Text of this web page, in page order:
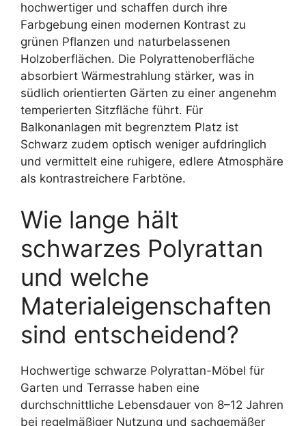
hochwertiger und schaffen durch ihre
Farbgebung einen modernen Kontrast zu
grünen Pflanzen und naturbelassenen
Holzoberflächen. Die Polyrattenoberfläche
absorbiert Wärmestrahlung stärker, was in
südlich orientierten Gärten zu einer angenehm
temperierten Sitzfläche führt. Für
Balkonanlagen mit begrenztem Platz ist
Schwarz zudem optisch weniger aufdringlich
und vermittelt eine ruhigere, edlere Atmosphäre
als kontrastreichere Farbtöne.
Wie lange hält
schwarzes Polyrattan
und welche
Materialeigenschaften
sind entscheidend?
Hochwertige schwarze Polyrattan-Möbel für
Garten und Terrasse haben eine
durchschnittliche Lebensdauer von 8–12 Jahren
bei regelmäßiger Nutzung und sachgemäßer